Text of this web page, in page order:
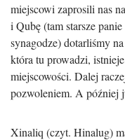
miejscowi zaprosili nas
i Qubę (tam starsze
synagodze) dotarliśmy
która tu prowadzi,
miejscowości. Dalej
pozwoleniem. A później
Xinaliq (czyt. Hinalug)